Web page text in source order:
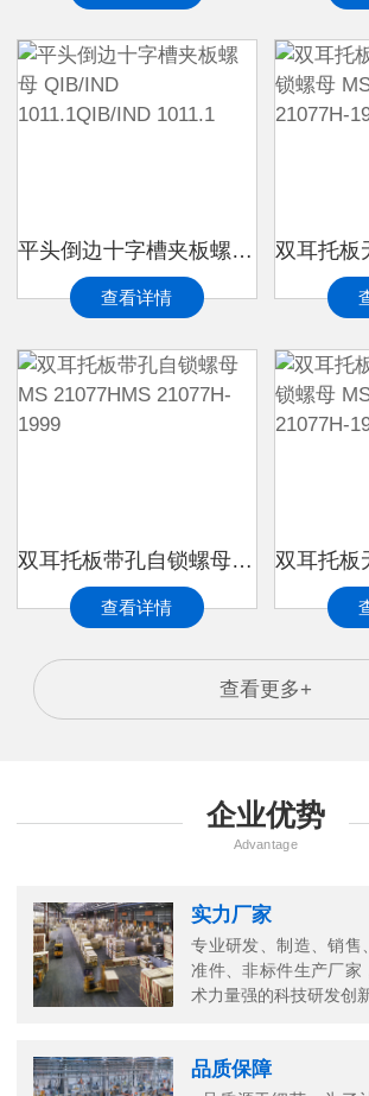
平头倒边十字槽夹板螺母 QIB/IND 1011.1QIB/IND 1011.1
查看详情
双耳托板带孔自锁螺母 MS 21077HMS 21077H-1999
查看详情
查看更多+
企业优势
Advantage
实力厂家
专业研发、制造、销售
准件、非标件生产厂家
术力量强的科技研发创
品质保障